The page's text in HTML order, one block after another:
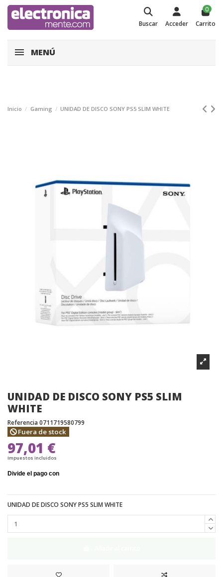
Buscar Acceder
0
Carrito
MENÚ
Inicio Gaming UNIDAD DE DISCO SONY PS5 SLIM WHITE
UNIDAD DE DISCO SONY PS5 SLIM
WHITE
Referencia 0711719580799
Fuera de stock
97,01 €
Impuestos incluidos
UNIDAD DE DISCO SONY PS5 SLIM WHITE